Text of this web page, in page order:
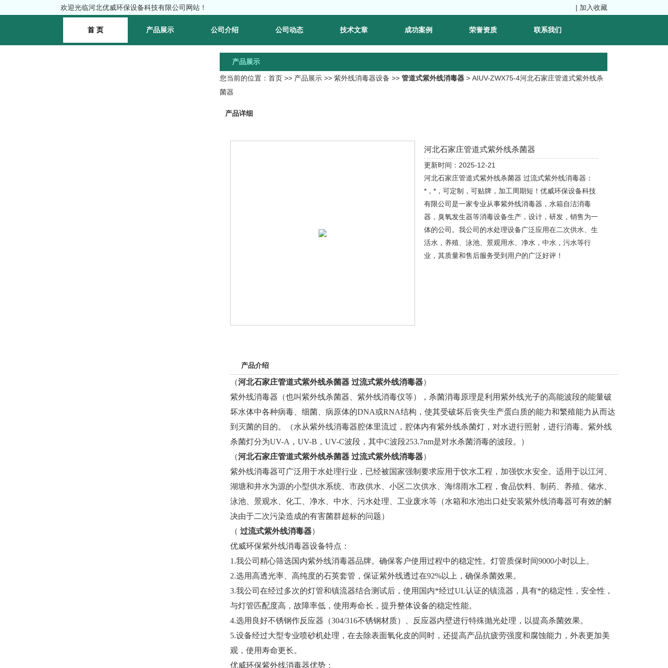
欢迎光临河北优威环保设备科技有限公司网站！ | 加入收藏
首 页 产品展示 公司介绍 公司动态 技术文章 成功案例 荣誉资质 联系我们
产品展示
您当前的位置： 首页 >> 产品展示 >> 紫外线消毒器设备 >> 管道式紫外线消毒器 > AIUV-ZWX75-4河北石家庄管道式紫外线杀
菌器
产品详细
河北石家庄管道式紫外线杀菌器
更新时间：2025-12-21
河北石家庄管道式紫外线杀菌器 过流式紫外线消毒器：
*，*，可定制，可贴牌，加工周期短！优威环保设备科技
有限公司是一家专业从事紫外线消毒器，水箱自洁消毒
器，臭氧发生器等消毒设备生产，设计，研发，销售为一
体的公司。我公司的水处理设备广泛应用在二次供水、生
活水，养殖、泳池、景观用水、净水，中水，污水等行
业，其质量和售后服务受到用户的广泛好评！
产品介绍
（河北石家庄管道式紫外线杀菌器 过流式紫外线消毒器）
紫外线消毒器（也叫紫外线杀菌器、紫外线消毒仪等），杀菌消毒原理是利用紫外线光子的高能波段的能量破
坏水体中各种病毒、细菌、病原体的DNA或RNA结构，使其受破坏后丧失生产蛋白质的能力和繁殖能力从而达
到灭菌的目的。（水从紫外线消毒器腔体里流过，腔体内有紫外线杀菌灯，对水进行照射，进行消毒。紫外线
杀菌灯分为UV-A，UV-B，UV-C波段，其中C波段253.7nm是对水杀菌消毒的波段。）
（河北石家庄管道式紫外线杀菌器 过流式紫外线消毒器）
紫外线消毒器可广泛用于水处理行业，已经被国家强制要求应用于饮水工程，加强饮水安全。适用于以江河、
湖塘和井水为源的小型供水系统、市政供水、小区二次供水、海绵雨水工程，食品饮料、制药、养殖、储水、
泳池、景观水、化工、净水、中水、污水处理、工业废水等（水箱和水池出口处安装紫外线消毒器可有效的解
决由于二次污染造成的有害菌群超标的问题）
（ 过流式紫外线消毒器）​
优威环保紫外线消毒器设备特点：
1.我公司精心筛选国内紫外线消毒器品牌。确保客户使用过程中的稳定性。灯管质保时间9000小时以上。
2.选用高透光率、高纯度的石英套管，保证紫外线透过在92%以上，确保杀菌效果。
3.我公司在经过多次的灯管和镇流器结合测试后，使用国内*经过UL认证的镇流器，具有*的稳定性，安全性，
与灯管匹配度高，故障率低，使用寿命长，提升整体设备的稳定性能。
4.选用良好不锈钢作反应器（304/316不锈钢材质）、反应器内壁进行特殊抛光处理，以提高杀菌效果。
5.设备经过大型专业喷砂机处理，在去除表面氧化皮的同时，还提高产品抗疲劳强度和腐蚀能力，外表更加美
观，使用寿命更长。
优威环保紫外线消毒器优势：